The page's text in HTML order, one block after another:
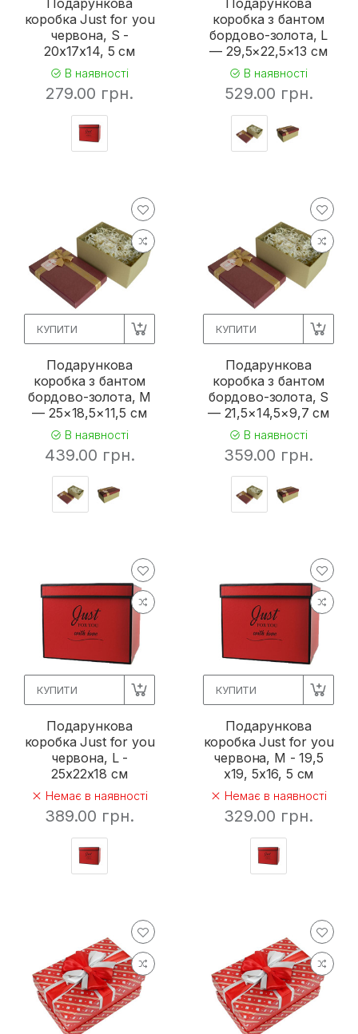
Подарункова
коробка Just for you
червона, S -
20х17х14, 5 см
В наявності
279.00 грн.
Подарункова
коробка з бантом
бордово-золота, L
— 29,5×22,5×13 см
В наявності
529.00 грн.
КУПИТИ
Подарункова
коробка з бантом
бордово-золота, M
— 25×18,5×11,5 см
В наявності
439.00 грн.
КУПИТИ
Подарункова
коробка з бантом
бордово-золота, S
— 21,5×14,5×9,7 см
В наявності
359.00 грн.
КУПИТИ
Подарункова
коробка Just for you
червона, L -
25х22х18 см
Немає в наявності
389.00 грн.
КУПИТИ
Подарункова
коробка Just for you
червона, M - 19,5
х19, 5х16, 5 см
Немає в наявності
329.00 грн.